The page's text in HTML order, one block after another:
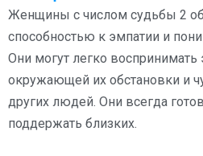
Женщины с числом судьбы 2
способностью к эмпатии и
Они могут легко воспринимать
окружающей их обстановки и
других людей. Они всегда
поддержать близких.